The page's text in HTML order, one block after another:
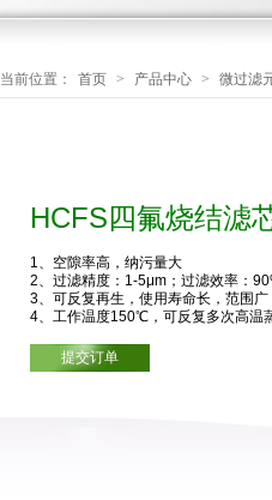
当前位置： 首页 > 产品中心 > 微过滤
HCFS四氟烧结滤
1、空隙率高，纳污量大
2、过滤精度：1-5μm；过滤效率：
3、可反复再生，使用寿命长，范围广
4、工作温度150℃，可反复多次高温
提交订单